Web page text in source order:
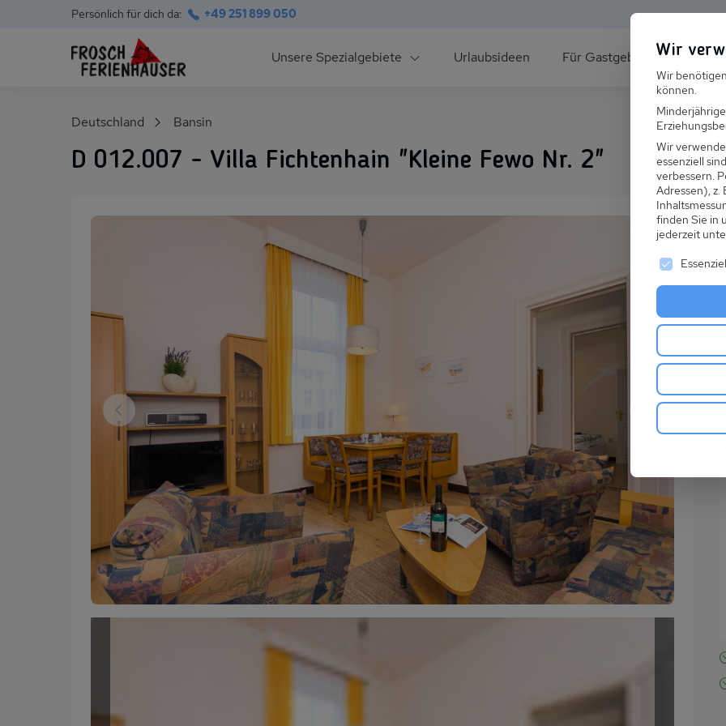
Persönlich für dich da: +49 251 899 050
Hauptnavigation
Unsere Spezialgebiete
Polnische Ostsee
Alpen im Sommer
Skihütten & Chalets im Winter
Gruppenhäuser für den Skiurlaub
Urlaubsideen Für Gastgeber Über
Deutschland Bansin
D 012.007 - Villa Fichtenhain "Kleine Fewo Nr. 2"
Wir
Wir
können.
Wir
essenziell
verbessern.
Adressen), z.
finden Sie in
jederzeit
Es folgt